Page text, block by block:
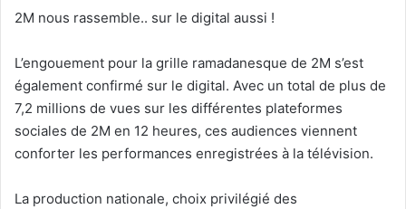
2M nous rassemble.. sur le digital aussi !
L’engouement pour la grille ramadanesque de 2M s’est
également confirmé sur le digital. Avec un total de plus de
7,2 millions de vues sur les différentes plateformes
sociales de 2M en 12 heures, ces audiences viennent
conforter les performances enregistrées à la télévision.
La production nationale, choix privilégié des